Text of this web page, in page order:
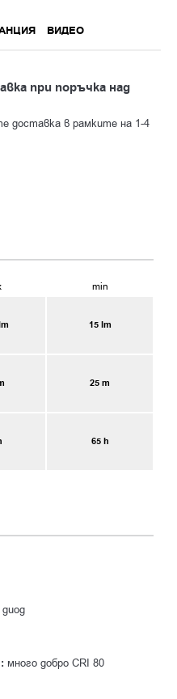
ВИДЕО
при поръчка над
доставка в рамките на 1-4
min
15 lm
25 m
65 h
много добро CRI 80